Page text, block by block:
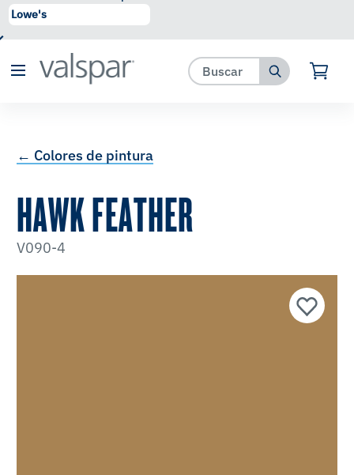
se ha agregado a favoritos.
← Colores de pintura
HAWK FEATHER
V090-4